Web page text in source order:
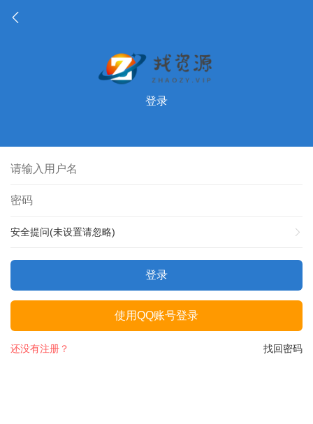
登录
安全提问(未设置请忽略)
登录
使用QQ账号登录
找回密码
还没有注册？